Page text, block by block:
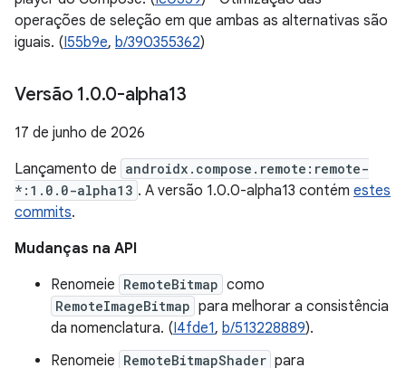
operações de seleção em que ambas as alternativas são
iguais. (I55b9e, b/390355362)
Versão 1.0.0-alpha13
17 de junho de 2026
Lançamento de androidx.compose.remote:remote-
*:1.0.0-alpha13 . A versão 1.0.0-alpha13 contém estes
commits.
Mudanças na API
Renomeie RemoteBitmap como
RemoteImageBitmap para melhorar a consistência
da nomenclatura. (I4fde1, b/513228889).
Renomeie RemoteBitmapShader para